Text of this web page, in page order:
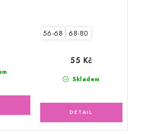
56-68 68-80
Skladem
55 Kč